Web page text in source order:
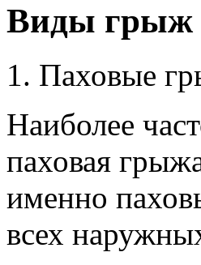
Виды грыж
1. Паховые
Наиболее
паховая
именно
всех